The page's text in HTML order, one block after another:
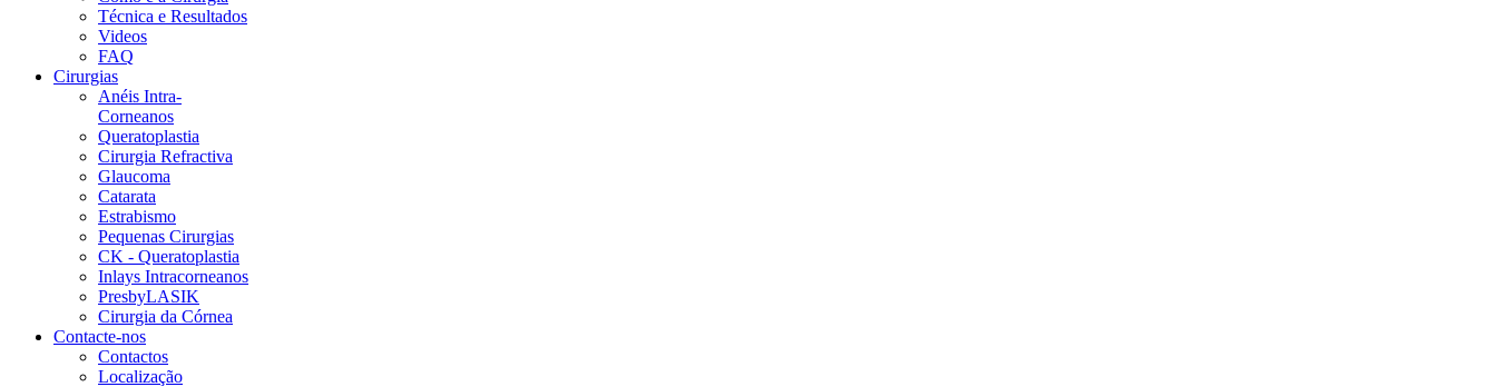
Técnica e Resultados
Videos
FAQ
Cirurgias
Anéis Intra-
Corneanos
Queratoplastia
Cirurgia Refractiva
Glaucoma
Catarata
Estrabismo
Pequenas Cirurgias
CK - Queratoplastia
Inlays Intracorneanos
PresbyLASIK
Cirurgia da Córnea
Contacte-nos
Contactos
Localização